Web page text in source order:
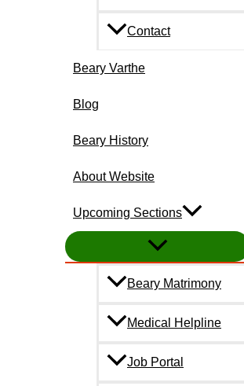
Contact
Beary Varthe
Blog
Beary History
About Website
Upcoming Sections
Beary Matrimony
Medical Helpline
Job Portal